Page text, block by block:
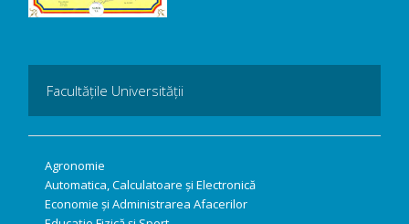
Facultățile Universității
Agronomie
Automatica, Calculatoare și Electronică
Economie și Administrarea Afacerilor